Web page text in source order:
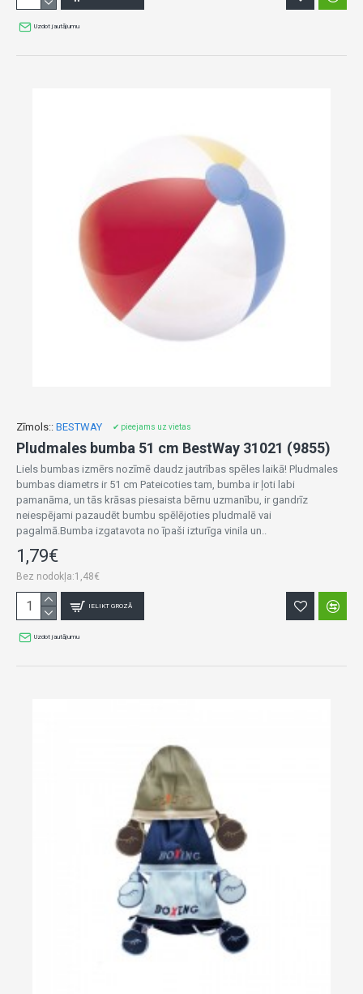
Uzdot jautājumu
Zīmols:: BESTWAY ✔ pieejams uz vietas
Pludmales bumba 51 cm BestWay 31021 (9855)
Liels bumbas izmērs nozīmē daudz jautrības spēles laikā! Pludmales
bumbas diametrs ir 51 cm Pateicoties tam, bumba ir ļoti labi
pamanāma, un tās krāsas piesaista bērnu uzmanību, ir gandrīz
neiespējami pazaudēt bumbu spēlējoties pludmalē vai
pagalmā.Bumba izgatavota no īpaši izturīga vinila un..
1,79€
Bez nodokļa:1,48€
IELIKT GROZĀ
Uzdot jautājumu